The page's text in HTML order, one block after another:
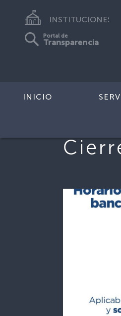
INSTITUCIONES
Portal de
Transparencia
INICIO